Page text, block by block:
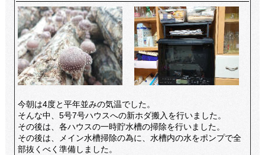
今朝は4度と平年並みの気温でした。
そんな中、5号7号ハウスへの新ホダ搬入を行いました。
その後は、各ハウスの一時貯水槽の掃除を行いました。
その後は、メイン水槽掃除の為に、水槽内の水をポンプで全
部抜くべく準備しました。